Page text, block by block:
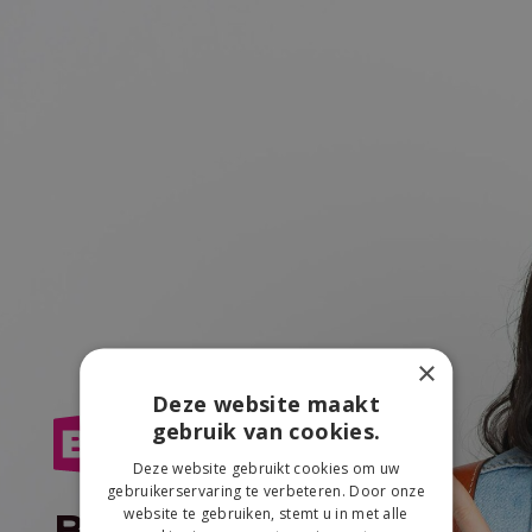
×
Deze website maakt
gebruik van cookies.
Deze website gebruikt cookies om uw
gebruikerservaring te verbeteren. Door onze
website te gebruiken, stemt u in met alle